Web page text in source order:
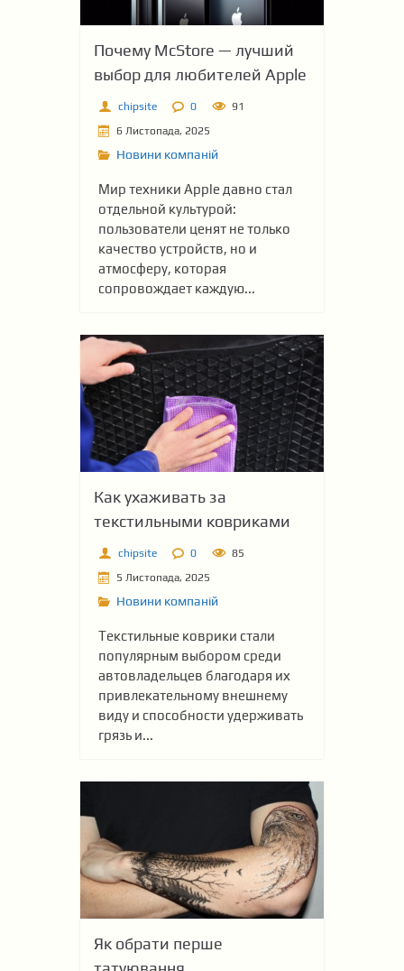
Почему McStore — лучший
выбор для любителей Apple
chipsite 0
91
6 Листопада, 2025
Новини компаній
Мир техники Apple давно стал
отдельной культурой:
пользователи ценят не только
качество устройств, но и
атмосферу, которая
сопровождает каждую...
Как ухаживать за
текстильными ковриками
chipsite 0
85
5 Листопада, 2025
Новини компаній
Текстильные коврики стали
популярным выбором среди
автовладельцев благодаря их
привлекательному внешнему
виду и способности удерживать
грязь и...
Як обрати перше